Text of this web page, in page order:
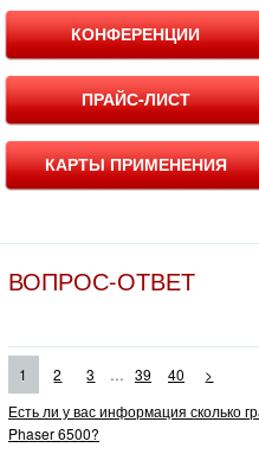
КОНФЕРЕНЦИИ
ПРАЙС-ЛИСТ
КАРТЫ ПРИМЕНЕНИЯ
ВОПРОС-ОТВЕТ
1 2 3 ... 39 40
>
Есть ли у вас информация сколько
Phaser 6500?